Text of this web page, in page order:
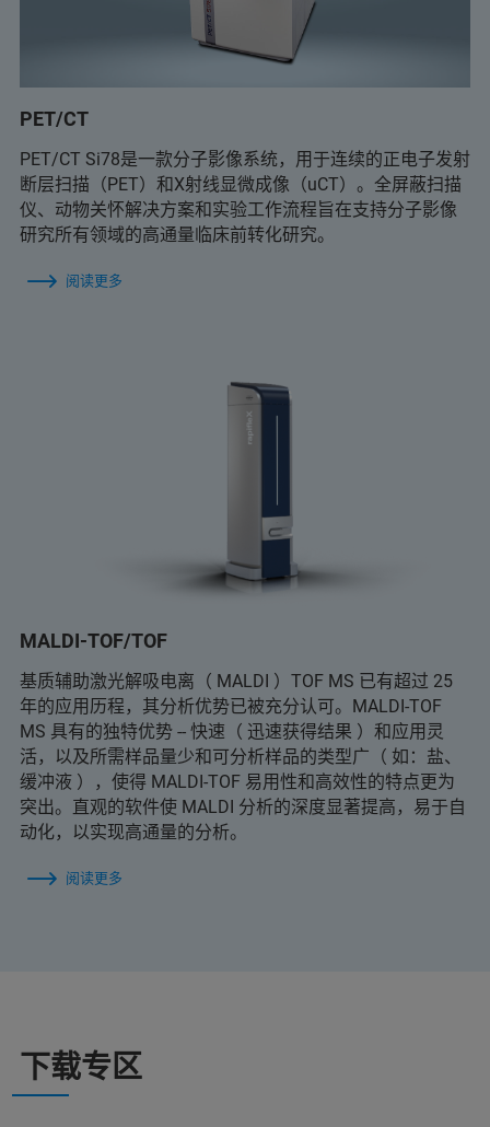
PET/CT
PET/CT Si78是一款分子影像系统，用于连续的正电子发射
断层扫描（PET）和X射线显微成像（uCT）。全屏蔽扫描
仪、动物关怀解决方案和实验工作流程旨在支持分子影像
研究所有领域的高通量临床前转化研究。
阅读更多
MALDI-TOF/TOF
基质辅助激光解吸电离（ MALDI ）TOF MS 已有超过 25
年的应用历程，其分析优势已被充分认可。MALDI-TOF
MS 具有的独特优势 -- 快速（ 迅速获得结果 ）和应用灵
活，以及所需样品量少和可分析样品的类型广（ 如：盐、
缓冲液 ），使得 MALDI-TOF 易用性和高效性的特点更为
突出。直观的软件使 MALDI 分析的深度显著提高，易于自
动化，以实现高通量的分析。
阅读更多
下载专区